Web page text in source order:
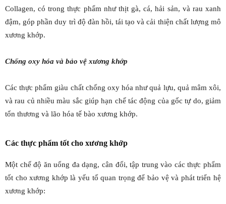
Collagen, có trong thực phẩm như thịt gà, cá, hải sản, và rau xanh
đậm, góp phần duy trì độ đàn hồi, tái tạo và cải thiện chất lượng mô
xương khớp.
Chống oxy hóa và bảo vệ xương khớp
Các thực phẩm giàu chất chống oxy hóa như quả lựu, quả mâm xôi,
và rau củ nhiều màu sắc giúp hạn chế tác động của gốc tự do, giảm
tổn thương và lão hóa tế bào xương khớp.
Các thực phẩm tốt cho xương khớp
Một chế độ ăn uống đa dạng, cân đối, tập trung vào các thực phẩm
tốt cho xương khớp là yếu tố quan trọng để bảo vệ và phát triển hệ
xương khớp: